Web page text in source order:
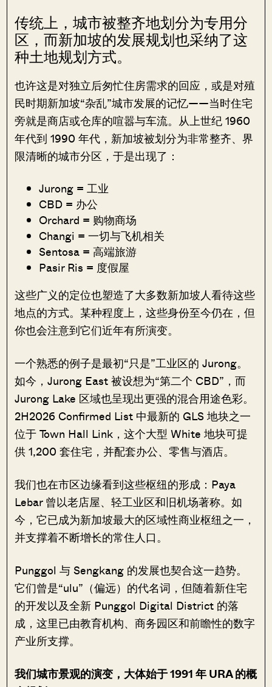
传统上，城市被整齐地划分为专用分
区，而新加坡的发展规划也采纳了这
种土地规划方式。
也许这是对独立后匆忙住房需求的回应，或是对殖
民时期新加坡“杂乱”城市发展的记忆——当时住宅
旁就是商店或仓库的喧嚣与车流。从上世纪 1960
年代到 1990 年代，新加坡被划分为非常整齐、界
限清晰的城市分区，于是出现了：
Jurong = 工业
CBD = 办公
Orchard = 购物商场
Changi = 一切与飞机相关
Sentosa = 高端旅游
Pasir Ris = 度假屋
这些广义的定位也塑造了大多数新加坡人看待这些
地点的方式。某种程度上，这些身份至今仍在，但
你也会注意到它们近年有所演变。
一个熟悉的例子是最初“只是”工业区的 Jurong。
如今，Jurong East 被设想为“第二个 CBD”，而
Jurong Lake 区域也呈现出更强的混合用途色彩。
2H2026 Confirmed List 中最新的 GLS 地块之一
位于 Town Hall Link，这个大型 White 地块可提
供 1,200 套住宅，并配套办公、零售与酒店。
我们也在市区边缘看到这些枢纽的形成：Paya
Lebar 曾以老店屋、轻工业区和旧机场著称。如
今，它已成为新加坡最大的区域性商业枢纽之一，
并支撑着不断增长的常住人口。
Punggol 与 Sengkang 的发展也契合这一趋势。
它们曾是“ulu”（偏远）的代名词，但随着新住宅
的开发以及全新 Punggol Digital District 的落
成，这里已由教育机构、商务园区和前瞻性的数字
产业所支撑。
我们城市景观的演变，大体始于 1991 年 URA 的概